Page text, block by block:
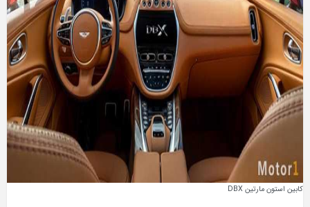
کابین استون مارتین DBX